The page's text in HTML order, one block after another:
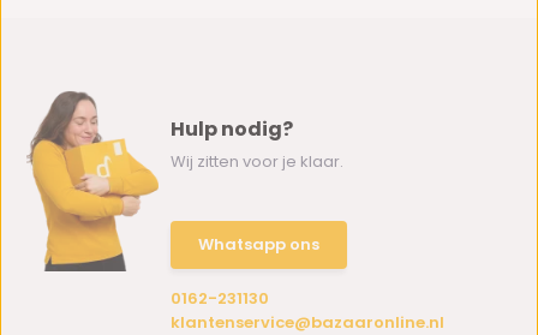
Hulp nodig?
Wij zitten voor je klaar.
Whatsapp ons
0162-231130
klantenservice@bazaaronline.nl